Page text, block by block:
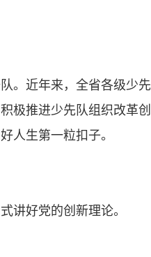
。近年来，全省各级少先
极推进少先队组织改革创
人生第一粒扣子。
好党的创新理论。